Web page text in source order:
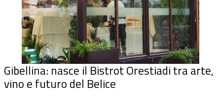
Gibellina: nasce il Bistrot Orestiadi tra arte,
vino e futuro del Belice